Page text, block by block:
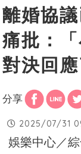
離婚協
痛批：
對決回應
分享
2025/07/31
娛樂中心／